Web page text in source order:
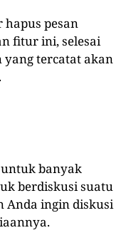
pesan
fitur ini, selesai
yang tercatat akan
banyak
berdiskusi suatu
Anda ingin diskusi